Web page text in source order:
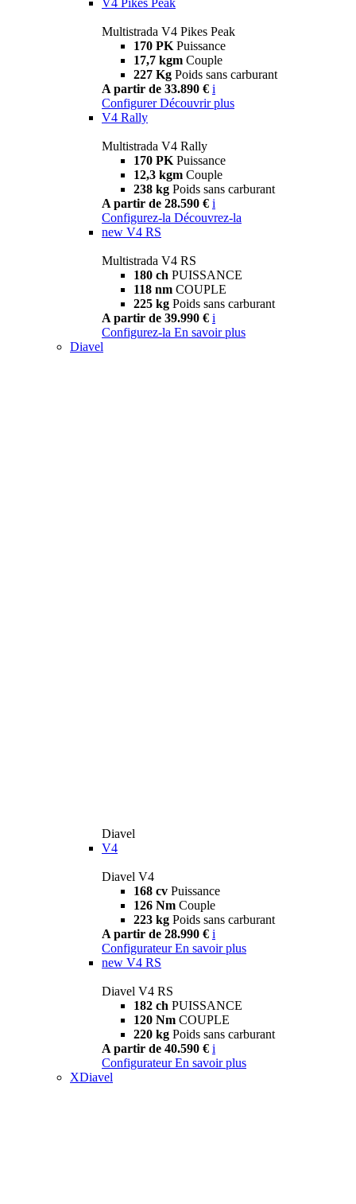
Multistrada V4 Pikes Peak
170 PK Puissance
17,7 kgm Couple
227 Kg Poids sans carburant
A partir de 33.890 € i
Configurer Découvrir plus
V4 Rally
Multistrada V4 Rally
170 PK Puissance
12,3 kgm Couple
238 kg Poids sans carburant
A partir de 28.590 € i
Configurez-la Découvrez-la
new V4 RS
Multistrada V4 RS
180 ch PUISSANCE
118 nm COUPLE
225 kg Poids sans carburant
A partir de 39.990 € i
Configurez-la En savoir plus
Diavel
Diavel
V4
Diavel V4
168 cv Puissance
126 Nm Couple
223 kg Poids sans carburant
A partir de 28.990 € i
Configurateur En savoir plus
new V4 RS
Diavel V4 RS
182 ch PUISSANCE
120 Nm COUPLE
220 kg Poids sans carburant
A partir de 40.590 € i
Configurateur En savoir plus
XDiavel